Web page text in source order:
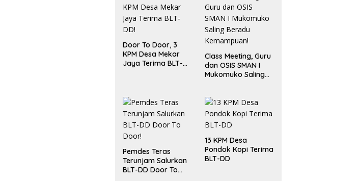
Door To Door, 3
KPM Desa Mekar
Jaya Terima BLT-
Class Meeting, Guru
dan OSIS SMAN I
Mukomuko Saling
Pemdes Teras
Terunjam Salurkan
BLT-DD Door To
13 KPM Desa
Pondok Kopi Terima
BLT-DD